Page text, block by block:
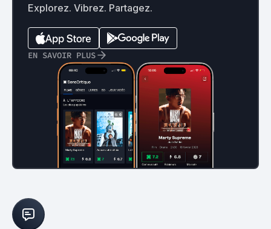
Explorez. Vibrez. Partagez.
EN SAVOIR PLUS